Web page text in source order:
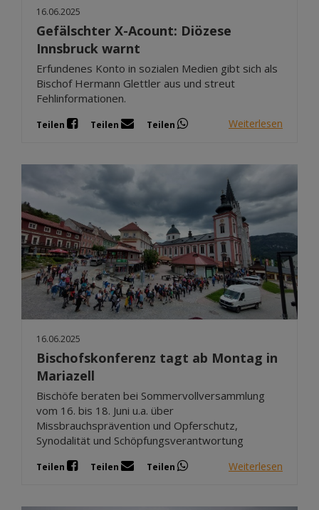
16.06.2025
Gefälschter X-Acount: Diözese
Innsbruck warnt
Erfundenes Konto in sozialen Medien gibt sich als
Bischof Hermann Glettler aus und streut
Fehlinformationen.
Teilen Teilen Teilen Weiterlesen
16.06.2025
Bischofskonferenz tagt ab Montag in
Mariazell
Bischöfe beraten bei Sommervollversammlung
vom 16. bis 18. Juni u.a. über
Missbrauchsprävention und Opferschutz,
Synodalität und Schöpfungsverantwortung
Teilen Teilen Teilen Weiterlesen